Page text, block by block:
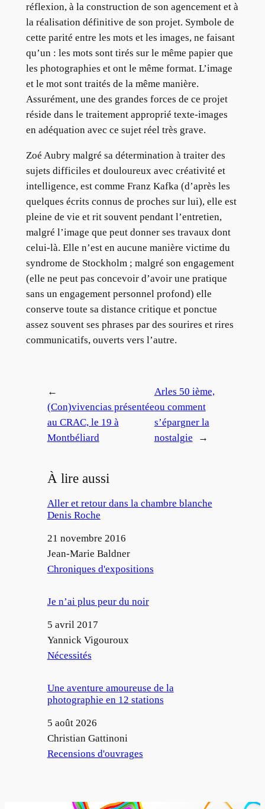
réflexion, à la construction de son agencement et à
la réalisation définitive de son projet. Symbole de
cette parité entre les mots et les images, ne faisant
qu’un : les mots sont tirés sur le même papier que
les photographies et ont le même format. L’image
et le mot sont traités de la même manière.
Assurément, une des grandes forces de ce projet
réside dans le traitement approprié texte-images
en adéquation avec ce sujet réel très grave.
Zoé Aubry malgré sa détermination à traiter des
sujets difficiles et douloureux avec créativité et
intelligence, est comme Franz Kafka (d’après les
quelques écrits connus de proches sur lui), elle est
pleine de vie et rit souvent pendant l’entretien,
malgré l’image que peut donner ses travaux dont
celui-là. Elle n’est en aucune manière victime du
syndrome de Stockholm ; malgré son engagement
(elle ne peut pas concevoir d’avoir une pratique
sans un engagement personnel profond) elle
conserve toute sa distance critique et ponctue
assez souvent ses phrases par des sourires et rires
communicatifs, ouverts vers l’autre.
←
(Con)vivencias présentée
au CRAC, le 19 à
Montbéliard
Arles 50 ième,
ou comment
s’épargner la
nostalgie
→
À lire aussi
Aller et retour dans la chambre blanche
Denis Roche
Date
21 novembre 2016
Auteur
Jean-Marie Baldner
Par rapport à
Chroniques d'expositions
Je n’ai plus peur du noir
Date
5 avril 2017
Auteur
Yannick Vigouroux
Par rapport à
Nécessités
Une aventure amoureuse de la
photographie en 12 stations
Date
5 août 2026
Auteur
Christian Gattinoni
Par rapport à
Recensions d'ouvrages